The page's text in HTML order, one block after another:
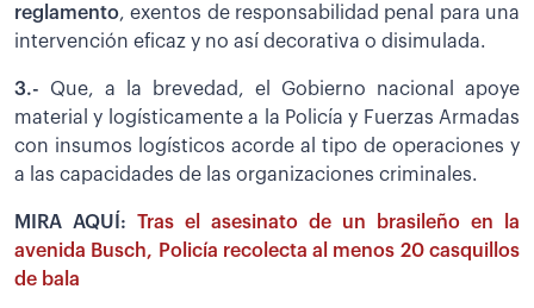
reglamento, exentos de responsabilidad penal para una
intervención eficaz y no así decorativa o disimulada.
3.- Que, a la brevedad, el Gobierno nacional apoye
material y logísticamente a la Policía y Fuerzas Armadas
con insumos logísticos acorde al tipo de operaciones y
a las capacidades de las organizaciones criminales.
MIRA AQUÍ: Tras el asesinato de un brasileño en la
avenida Busch, Policía recolecta al menos 20 casquillos
de bala